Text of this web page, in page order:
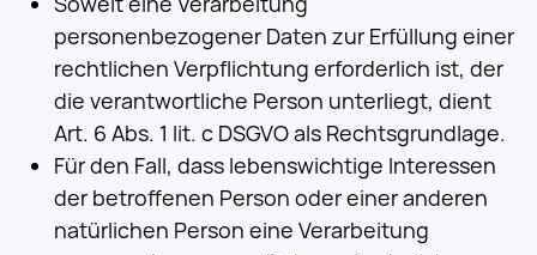
personenbezogener Daten zur Erfüllung einer
rechtlichen Verpflichtung erforderlich ist, der
die verantwortliche Person unterliegt, dient
Art. 6 Abs. 1 lit. c DSGVO als Rechtsgrundlage.
Für den Fall, dass lebenswichtige Interessen
der betroffenen Person oder einer anderen
natürlichen Person eine Verarbeitung